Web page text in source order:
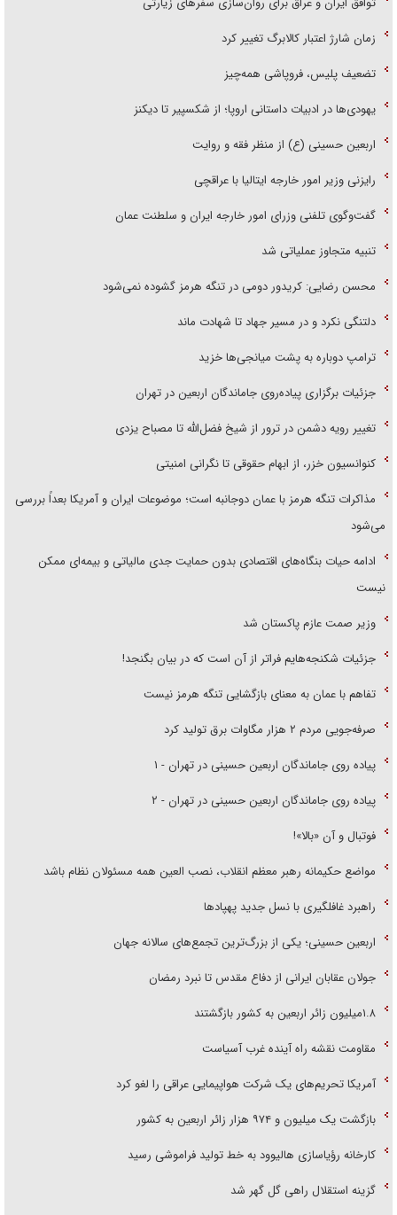
زمان شارژ اعتبار کالابرگ تغییر کرد
تضعیف پلیس، فروپاشی همه‌چیز
یهودی‌ها در ادبیات داستانی اروپا؛ از شکسپیر تا دیکنز
اربعین حسینی (ع) از منظر فقه و روایت
رایزنی وزیر امور خارجه ایتالیا با عراقچی
گفت‌وگوی تلفنی وزرای امور خارجه ایران و سلطنت عمان
تنبیه متجاوز عملیاتی شد
محسن رضایی: کریدور دومی در تنگه هرمز گشوده نمی‌شود
دلتنگی نکرد و در مسیر جهاد تا شهادت ماند
ترامپ دوباره به پشت میانجی‌ها خزید
جزئیات برگزاری پیاده‌روی جاماندگان اربعین در تهران
تغییر رویه دشمن در ترور از شیخ فضل‌الله تا مصباح یزدی
کنوانسیون خزر، از ابهام حقوقی تا نگرانی امنیتی
مذاکرات تنگه هرمز با عمان دوجانبه است؛ موضوعات ایران و آمریکا بعداً بررسی
می‌شود
ادامه حیات بنگاه‌های اقتصادی بدون حمایت جدی مالیاتی و بیمه‌ای ممکن
نیست
وزیر صمت عازم پاکستان شد
جزئیات شکنجه‌هایم فراتر از آن است که در بیان بگنجد!
تفاهم با عمان به معنای بازگشایی تنگه هرمز نیست
صرفه‌جویی مردم ۲ هزار مگاوات برق تولید کرد
پیاده روی جاماندگان اربعین حسینی در تهران - ۱
پیاده روی جاماندگان اربعین حسینی در تهران - ۲
فوتبال و آن «بالا»!
مواضع حکیمانه رهبر معظم انقلاب، نصب العین همه مسئولان نظام باشد
راهبرد غافلگیری با نسل جدید پهپاد‌ها
اربعین حسینی؛ یکی از بزرگ‌ترین تجمع‌های سالانه جهان
جولان عقابان ایرانی از دفاع مقدس تا نبرد رمضان
۱.۸میلیون زائر اربعین به کشور بازگشتند
مقاومت نقشه راه آینده غرب آسیاست
آمریکا تحریم‌های یک شرکت هواپیمایی عراقی را لغو کرد
بازگشت یک میلیون و ۹۷۴ هزار زائر اربعین به کشور
کارخانه رؤیاسازی هالیوود به خط تولید فراموشی رسید
گزینه استقلال راهی گل گهر شد